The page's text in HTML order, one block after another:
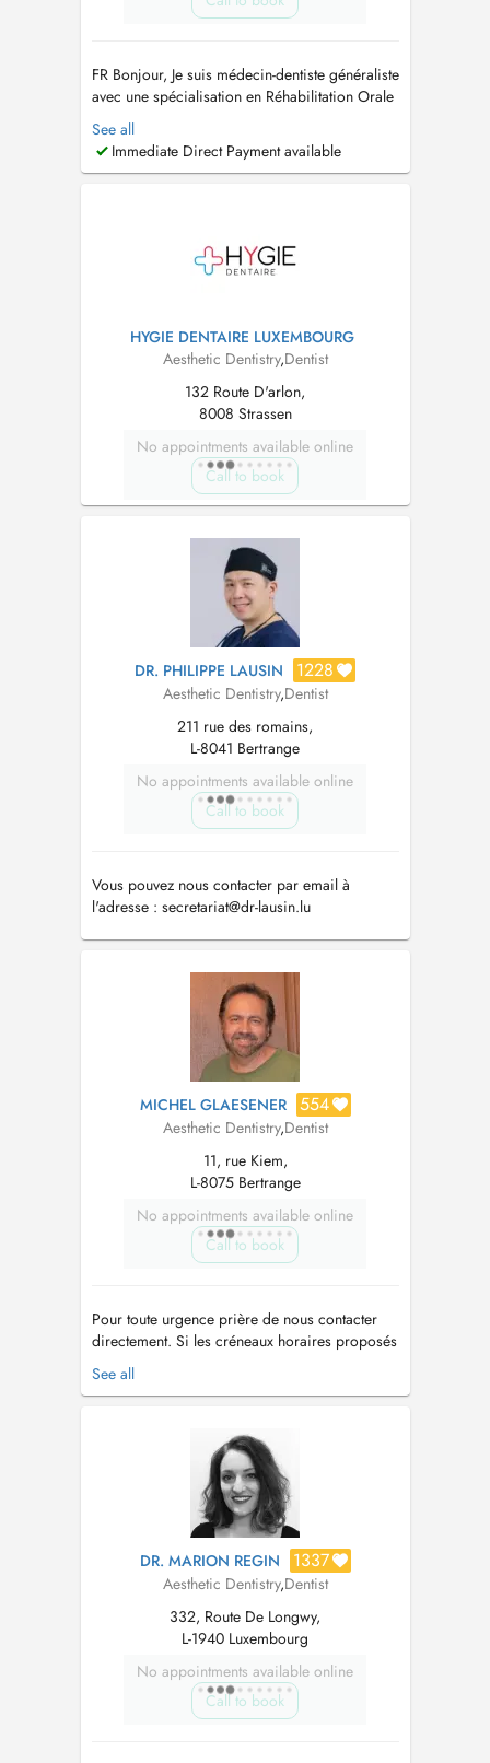
FR Bonjour, Je suis médecin-dentiste généraliste
avec une spécialisation en Réhabilitation Orale
Esthétique. Au fil des ans, j'ai suivi l'évolution
des techniques et de la technologie liées à la
réhabilitation esthétique et fonctionnelle avec
See all
Immediate Direct Payment available
HYGIE DENTAIRE LUXEMBOURG
Aesthetic Dentistry,Dentist
132 Route D'arlon,
8008 Strassen
No appointments available online
Call to book
DR. PHILIPPE LAUSIN 1228
Aesthetic Dentistry,Dentist
211 rue des romains,
L-8041 Bertrange
No appointments available online
Call to book
Vous pouvez nous contacter par email à
l'adresse : secretariat@dr-lausin.lu
MICHEL GLAESENER 554
Aesthetic Dentistry,Dentist
11, rue Kiem,
L-8075 Bertrange
No appointments available online
Call to book
Pour toute urgence prière de nous contacter
directement. Si les créneaux horaires proposés
à la réservation en ligne ne vous conviennent
pas, n'hésitez pas à contacter le cabinet par
See all
DR. MARION REGIN 1337
Aesthetic Dentistry,Dentist
332, Route De Longwy,
L-1940 Luxembourg
No appointments available online
Call to book